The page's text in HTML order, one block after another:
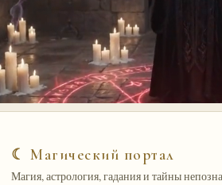
☾ Магический портал
Магия, астрология, гадания и тайны